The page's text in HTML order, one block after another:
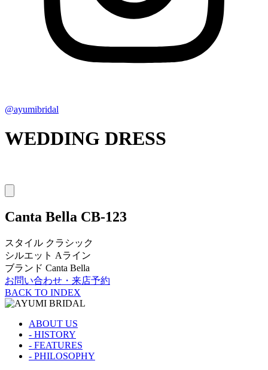
@ayumibridal
WEDDING DRESS
Canta Bella CB-123
スタイル クラシック
シルエット Aライン
ブランド Canta Bella
お問い合わせ・来店予約
BACK TO INDEX
ABOUT US
- HISTORY
- FEATURES
- PHILOSOPHY